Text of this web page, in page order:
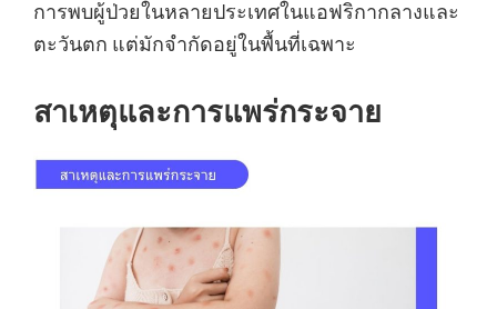
การพบผู้ป่วยในหลายประเทศในแอฟริกากลางและ
ตะวันตก แต่มักจำกัดอยู่ในพื้นที่เฉพาะ
สาเหตุและการแพร่กระจาย